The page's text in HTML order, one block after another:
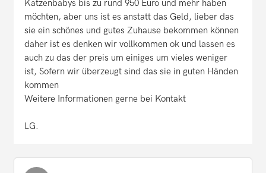
Katzenbabys bis zu rund 950 Euro und mehr haben
möchten, aber uns ist es anstatt das Geld, lieber das
sie ein schönes und gutes Zuhause bekommen können
daher ist es denken wir vollkommen ok und lassen es
auch zu das der preis um einiges um vieles weniger
ist, Sofern wir überzeugt sind das sie in guten Händen
kommen
Weitere Informationen gerne bei Kontakt
LG.